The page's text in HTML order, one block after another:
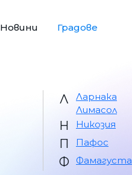
Новини
Градове
Л
Ларнака
Лимасол
Н Никозия
П Пафос
Ф Фамагуста